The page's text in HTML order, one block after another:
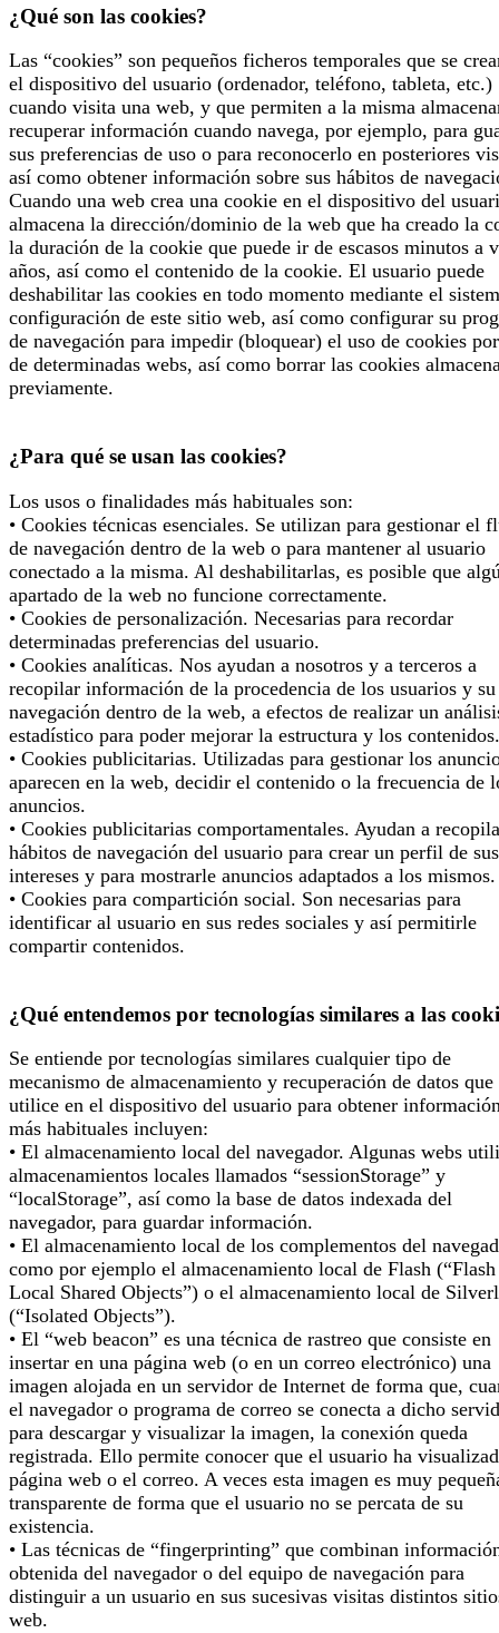
¿Qué son las cookies?
Las “cookies” son pequeños ficheros temporales que se
el dispositivo del usuario (ordenador, teléfono, tableta, etc.)
cuando visita una web, y que permiten a la misma
recuperar información cuando navega, por ejemplo, para
sus preferencias de uso o para reconocerlo en posteriores
así como obtener información sobre sus hábitos de
Cuando una web crea una cookie en el dispositivo del
almacena la dirección/dominio de la web que ha creado la
la duración de la cookie que puede ir de escasos minutos a
años, así como el contenido de la cookie. El usuario puede
deshabilitar las cookies en todo momento mediante el
configuración de este sitio web, así como configurar su
de navegación para impedir (bloquear) el uso de cookies
de determinadas webs, así como borrar las cookies
previamente.
¿Para qué se usan las cookies?
Los usos o finalidades más habituales son:
• Cookies técnicas esenciales. Se utilizan para gestionar el
de navegación dentro de la web o para mantener al usuario
conectado a la misma. Al deshabilitarlas, es posible que
apartado de la web no funcione correctamente.
• Cookies de personalización. Necesarias para recordar
determinadas preferencias del usuario.
• Cookies analíticas. Nos ayudan a nosotros y a terceros a
recopilar información de la procedencia de los usuarios y su
navegación dentro de la web, a efectos de realizar un
estadístico para poder mejorar la estructura y los contenidos.
• Cookies publicitarias. Utilizadas para gestionar los
aparecen en la web, decidir el contenido o la frecuencia de
anuncios.
• Cookies publicitarias comportamentales. Ayudan a
hábitos de navegación del usuario para crear un perfil de sus
intereses y para mostrarle anuncios adaptados a los mismos.
• Cookies para compartición social. Son necesarias para
identificar al usuario en sus redes sociales y así permitirle
compartir contenidos.
¿Qué entendemos por tecnologías similares a las
Se entiende por tecnologías similares cualquier tipo de
mecanismo de almacenamiento y recuperación de datos que
utilice en el dispositivo del usuario para obtener
más habituales incluyen:
• El almacenamiento local del navegador. Algunas webs
almacenamientos locales llamados “sessionStorage” y
“localStorage”, así como la base de datos indexada del
navegador, para guardar información.
• El almacenamiento local de los complementos del
como por ejemplo el almacenamiento local de Flash (“Flash
Local Shared Objects”) o el almacenamiento local de
(“Isolated Objects”).
• El “web beacon” es una técnica de rastreo que consiste en
insertar en una página web (o en un correo electrónico) una
imagen alojada en un servidor de Internet de forma que,
el navegador o programa de correo se conecta a dicho
para descargar y visualizar la imagen, la conexión queda
registrada. Ello permite conocer que el usuario ha
página web o el correo. A veces esta imagen es muy
transparente de forma que el usuario no se percata de su
existencia.
• Las técnicas de “fingerprinting” que combinan
obtenida del navegador o del equipo de navegación para
distinguir a un usuario en sus sucesivas visitas distintos
web.